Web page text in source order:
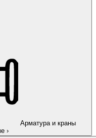
Арматура и краны
›